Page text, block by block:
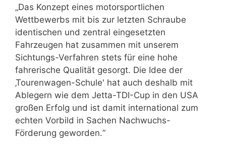
„Das Konzept eines motorsportlichen
Wettbewerbs mit bis zur letzten Schraube
identischen und zentral eingesetzten
Fahrzeugen hat zusammen mit unserem
Sichtungs-Verfahren stets für eine hohe
fahrerische Qualität gesorgt. Die Idee der
‚Tourenwagen-Schule' hat auch deshalb mit
Ablegern wie dem Jetta-TDI-Cup in den USA
großen Erfolg und ist damit international zum
echten Vorbild in Sachen Nachwuchs-
Förderung geworden.“